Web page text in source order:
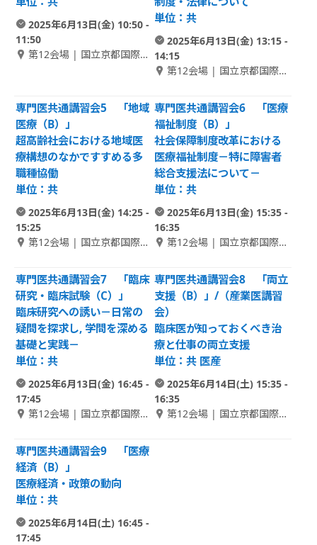
2025年6月13日(金) 10:50 -
11:50
第12会場 | 国立京都国際会
単位：共
2025年6月13日(金) 13:15 -
14:15
第12会場 | 国立京都国際会
専門医共通講習会5 「地域
医療（B）」
超高齢社会における地域医
療構想のなかですすめる多
職種協働
単位：共
2025年6月13日(金) 14:25 -
15:25
第12会場 | 国立京都国際会
専門医共通講習会6 「医療
福祉制度（B）」
社会保障制度改革における
医療福祉制度－特に障害者
総合支援法について－
単位：共
2025年6月13日(金) 15:35 -
16:35
第12会場 | 国立京都国際会
専門医共通講習会7 「臨床
研究・臨床試験（C）」
臨床研究への誘い－日常の
疑問を探求し, 学問を深める
基礎と実践－
単位：共
2025年6月13日(金) 16:45 -
17:45
第12会場 | 国立京都国際会
専門医共通講習会8 「両立
支援（B）」/（産業医講習
会）
臨床医が知っておくべき治
療と仕事の両立支援
単位：共 医産
2025年6月14日(土) 15:35 -
16:35
第12会場 | 国立京都国際会
専門医共通講習会9 「医療
経済（B）」
医療経済・政策の動向
単位：共
2025年6月14日(土) 16:45 -
17:45